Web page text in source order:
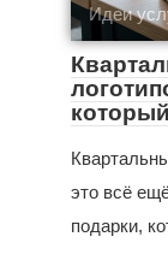
Идеи
это всё
подарки,